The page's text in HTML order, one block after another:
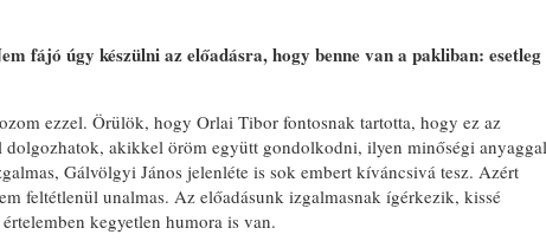
fájó úgy készülni az előadásra, hogy benne van a pakliban: esetleg
ezzel. Örülök, hogy Orlai Tibor fontosnak tartotta, hogy ez az
akikkel öröm együtt gondolkodni, ilyen minőségi anyaggal
Gálvölgyi János jelenléte is sok embert kíváncsivá tesz. Azért
feltétlenül unalmas. Az előadásunk izgalmasnak ígérkezik, kissé
kegyetlen humora is van.